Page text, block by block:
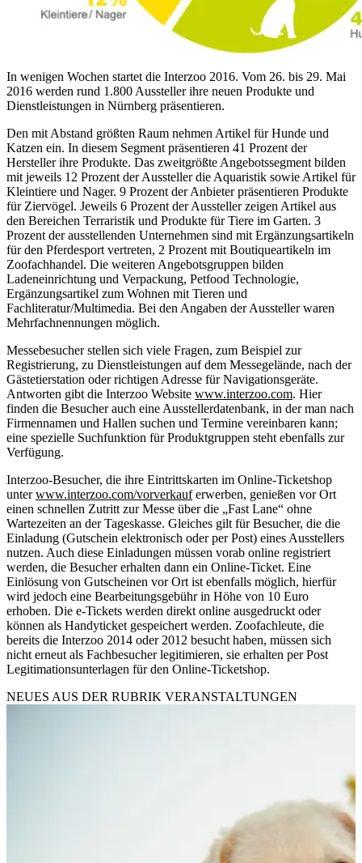
In wenigen Wochen startet die Interzoo 2016. Vom 26. bis 29. Mai
2016 werden rund 1.800 Aussteller ihre neuen Produkte und
Dienstleistungen in Nürnberg präsentieren.
Den mit Abstand größten Raum nehmen Artikel für Hunde und
Katzen ein. In diesem Segment präsentieren 41 Prozent der
Hersteller ihre Produkte. Das zweitgrößte Angebotssegment bilden
mit jeweils 12 Prozent der Aussteller die Aquaristik sowie Artikel für
Kleintiere und Nager. 9 Prozent der Anbieter präsentieren Produkte
für Ziervögel. Jeweils 6 Prozent der Aussteller zeigen Artikel aus
den Bereichen Terraristik und Produkte für Tiere im Garten. 3
Prozent der ausstellenden Unternehmen sind mit Ergänzungsartikeln
für den Pferdesport vertreten, 2 Prozent mit Boutiqueartikeln im
Zoofachhandel. Die weiteren Angebotsgruppen bilden
Ladeneinrichtung und Verpackung, Petfood Technologie,
Ergänzungsartikel zum Wohnen mit Tieren und
Fachliteratur/Multimedia. Bei den Angaben der Aussteller waren
Mehrfachnennungen möglich.
Messebesucher stellen sich viele Fragen, zum Beispiel zur
Registrierung, zu Dienstleistungen auf dem Messegelände, nach der
Gästetierstation oder richtigen Adresse für Navigationsgeräte.
Antworten gibt die Interzoo Website www.interzoo.com. Hier
finden die Besucher auch eine Ausstellerdatenbank, in der man nach
Firmennamen und Hallen suchen und Termine vereinbaren kann;
eine spezielle Suchfunktion für Produktgruppen steht ebenfalls zur
Verfügung.
Interzoo-Besucher, die ihre Eintrittskarten im Online-Ticketshop
unterwww.interzoo.com/vorverkauferwerben, genießen vor Ort
einen schnellen Zutritt zur Messe über die „Fast Lane“ ohne
Wartezeiten an der Tageskasse. Gleiches gilt für Besucher, die die
Einladung (Gutschein elektronisch oder per Post) eines Ausstellers
nutzen. Auch diese Einladungen müssen vorab online registriert
werden, die Besucher erhalten dann ein Online-Ticket. Eine
Einlösung von Gutscheinen vor Ort ist ebenfalls möglich, hierfür
wird jedoch eine Bearbeitungsgebühr in Höhe von 10 Euro
erhoben. Die e-Tickets werden direkt online ausgedruckt oder
können als Handyticket gespeichert werden. Zoofachleute, die
bereits die Interzoo 2014 oder 2012 besucht haben, müssen sich
nicht erneut als Fachbesucher legitimieren, sie erhalten per Post
Legitimationsunterlagen für den Online-Ticketshop.
NEUES AUS DER RUBRIK VERANSTALTUNGEN